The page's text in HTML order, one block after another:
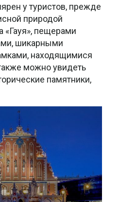
у туристов, прежде
природой
«Гауя», пещерами
шикарными
находящимися
можно увидеть
памятники,